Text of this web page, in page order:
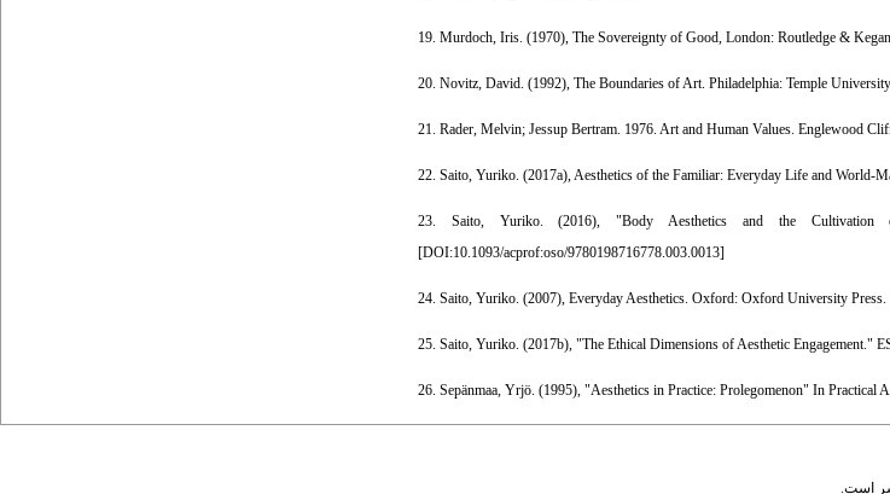
19. Murdoch, Iris. (1970), The Sovereignty of Good, London: Routledge &
20. Novitz, David. (1992), The Boundaries of Art. Philadelphia: Temple
21. Rader, Melvin; Jessup Bertram. 1976. Art and Human Values. Englewood
22. Saito, Yuriko. (2017a), Aesthetics of the Familiar: Everyday Life and
23. Saito, Yuriko. (2016), "Body Aesthetics and the
[DOI:10.1093/acprof:oso/9780198716778.003.0013]
24. Saito, Yuriko. (2007), Everyday Aesthetics. Oxford: Oxford University Press.
25. Saito, Yuriko. (2017b), "The Ethical Dimensions of Aesthetic Engagement."
26. Sepänmaa, Yrjö. (1995), "Aesthetics in Practice: Prolegomenon" In
است.